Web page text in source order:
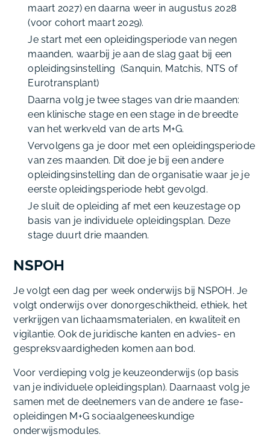
maart 2027) en daarna weer in augustus 2028
(voor cohort maart 2029).
Je start met een opleidingsperiode van negen
maanden, waarbij je aan de slag gaat bij een
opleidingsinstelling (Sanquin, Matchis, NTS of
Eurotransplant)
Daarna volg je twee stages van drie maanden:
een klinische stage en een stage in de breedte
van het werkveld van de arts M+G.
Vervolgens ga je door met een opleidingsperiode
van zes maanden. Dit doe je bij een andere
opleidingsinstelling dan de organisatie waar je je
eerste opleidingsperiode hebt gevolgd.
Je sluit de opleiding af met een keuzestage op
basis van je individuele opleidingsplan. Deze
stage duurt drie maanden.
NSPOH
Je volgt een dag per week onderwijs bij NSPOH. Je
volgt onderwijs over donorgeschiktheid, ethiek, het
verkrijgen van lichaamsmaterialen, en kwaliteit en
vigilantie. Ook de juridische kanten en advies- en
gespreksvaardigheden komen aan bod.
Voor verdieping volg je keuzeonderwijs (op basis
van je individuele opleidingsplan). Daarnaast volg je
samen met de deelnemers van de andere 1e fase-
opleidingen M+G sociaalgeneeskundige
onderwijsmodules.